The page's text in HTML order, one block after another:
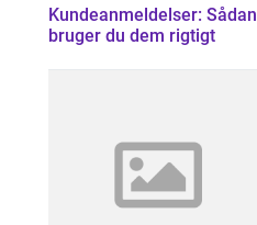
Kundeanmeldelser: Sådan
bruger du dem rigtigt